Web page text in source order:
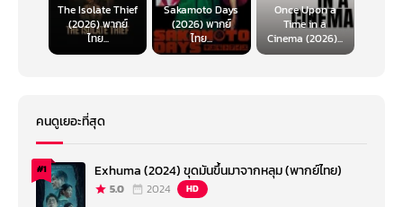
The Isolate Thief
(2026) พากย์
ไทย...
Sakamoto Days
(2026) พากย์
ไทย...
Once Upon a
Time in a
Cinema (2026)...
คนดูเยอะที่สุด
#1 Exhuma (2024) ขุดมันขึ้นมาจากหลุม (พากย์ไทย)
5.0 2024 HD